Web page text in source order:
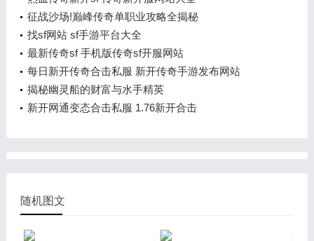
征战沙场!巅峰传奇单职业攻略全揭秘
找sf网站 sf手游平台大全
最新传奇sf 手机版传奇sf开服网站
每日新开传奇合击私服 新开传奇手游发布网站
揭秘幽灵船的财富与水手精英
新开网通变态合击私服 1.76新开合击
随机图文